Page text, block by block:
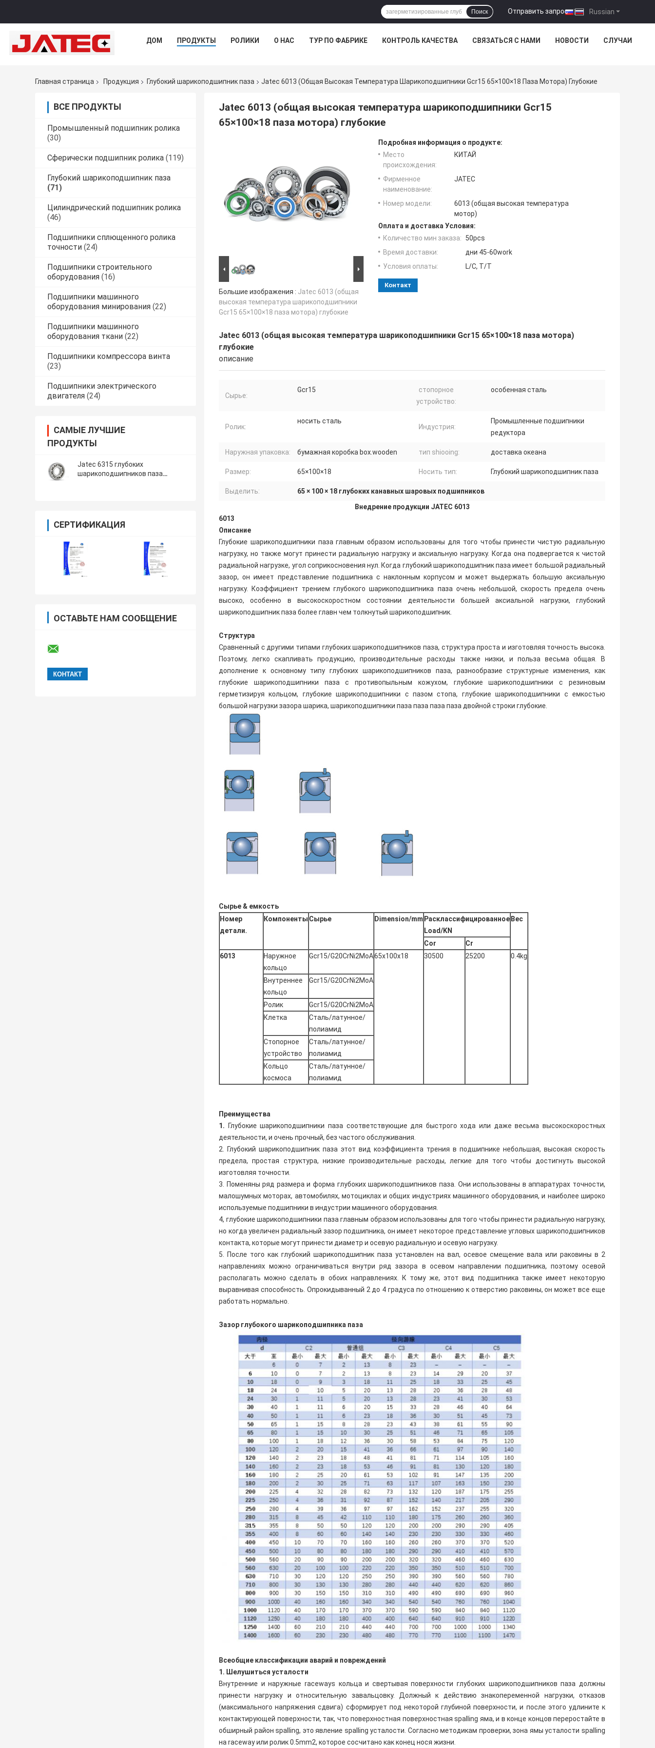
Russian
Отправить запрос |
Поиск
ДОМ ПРОДУКТЫ РОЛИКИ О НАС ТУР ПО ФАБРИКЕ КОНТРОЛЬ КАЧЕСТВА СВЯЗАТЬСЯ С НАМИ НОВОСТИ СЛУЧАИ
Главная страница Продукция Глубокий шарикоподшипник паза Jatec 6013 (общая Высокая Температура Шарикоподшипники Gcr15 65×100×18 Паза Мотора) Глубокие
ВСЕ ПРОДУКТЫ
Промышленный подшипник ролика
(30)
Сферически подшипник ролика (119)
Глубокий шарикоподшипник паза
(71)
Цилиндрический подшипник ролика
(46)
Подшипники сплющенного ролика
точности (24)
Подшипники строительного
оборудования (16)
Подшипники машинного
оборудования минирования (22)
Подшипники машинного
оборудования ткани (22)
Подшипники компрессора винта
(23)
Подшипники электрического
двигателя (24)
САМЫЕ ЛУЧШИЕ
ПРОДУКТЫ
Jatec 6315 глубоких
шарикоподшипников паза
СЕРТИФИКАЦИЯ
ОСТАВЬТЕ НАМ СООБЩЕНИЕ
Jatec 6013 (общая высокая температура шарикоподшипники Gcr15
65×100×18 паза мотора) глубокие
Большие изображения : Jatec 6013 (общая
высокая температура шарикоподшипники
Gcr15 65×100×18 паза мотора) глубокие
Подробная информация о продукте:
Место
происхождения:
КИТАЙ
Фирменное
наименование:
JATEC
Номер модели:
6013 (общая высокая температура
мотор)
Оплата и доставка Условия:
Количество мин заказа:
50pcs
Время доставки:
дни 45-60work
Условия оплаты:
L/C, T/T
Контакт
Jatec 6013 (общая высокая температура шарикоподшипники Gcr15 65×100×18 паза мотора)
глубокие
описание
Сырье:
Gcr15
стопорное
устройство:
особенная сталь
Ролик:
носить сталь
Индустрия:
Промышленные подшипники
редуктора
Наружная упаковка: бумажная коробка box.wooden тип shiooing: доставка океана
Размер: 65×100×18 Носить тип: Глубокий шарикоподшипник паза
Выделить:
65 × 100 × 18 глубоких канавных шаровых подшипников
Внедрение продукции JATEC 6013
6013
Описание
Глубокие шарикоподшипники паза главным образом использованы для того чтобы принести чистую радиальную
нагрузку, но также могут принести радиальную нагрузку и аксиальную нагрузку. Когда она подвергается к чистой
радиальной нагрузке, угол соприкосновения нул. Когда глубокий шарикоподшипник паза имеет большой радиальный
зазор, он имеет представление подшипника с наклонным корпусом и может выдержать большую аксиальную
нагрузку. Коэффициент трением глубокого шарикоподшипника паза очень небольшой, скорость предела очень
высоко, особенно в высокоскоростном состоянии деятельности большей аксиальной нагрузки, глубокий
шарикоподшипник паза более главн чем толкнутый шарикоподшипник.
Структура
Сравненный с другими типами глубоких шарикоподшипников паза, структура проста и изготовляя точность высока.
Поэтому, легко скапливать продукцию, производительные расходы также низки, и польза весьма общая. В
дополнение к основному типу глубоких шарикоподшипников паза, разнообразие структурные изменения, как
глубокие шарикоподшипники паза с противопыльным кожухом, глубокие шарикоподшипники с резиновым
герметизируя кольцом, глубокие шарикоподшипники с пазом стопа, глубокие шарикоподшипники с емкостью
большой нагрузки зазора шарика, шарикоподшипники паза паза паза паза двойной строки глубокие.
Сырье & емкость
Номер
детали.
Компоненты Сырье Dimension/mm Расклассифицированное
Load/KN
Вес
Cor
Cr
6013
Наружное
кольцо
Gcr15/G20CrNi2MoA65x100x18 30500 25200 0.4kg
Внутреннее
кольцо
Gcr15/G20CrNi2MoA
Ролик
Gcr15/G20CrNi2MoA
Клетка
Сталь/латунное/
полиамид
Стопорное
устройство
Сталь/латунное/
полиамид
Кольцо
космоса
Сталь/латунное/
полиамид
Преимущества
1.
Глубокие шарикоподшипники паза соответствующие для быстрого хода или даже весьма высокоскоростных
деятельности, и очень прочный, без частого обслуживания.
2. Глубокий шарикоподшипник паза этот вид коэффициента трения в подшипнике небольшая, высокая скорость
предела, простая структура, низкие производительные расходы, легкие для того чтобы достигнуть высокой
изготовляя точности.
3. Поменяны ряд размера и форма глубоких шарикоподшипников паза. Они использованы в аппаратурах точности,
малошумных моторах, автомобилях, мотоциклах и общих индустриях машинного оборудования, и наиболее широко
используемые подшипники в индустрии машинного оборудования.
4, глубокие шарикоподшипники паза главным образом использованы для того чтобы принести радиальную нагрузку,
но когда увеличен радиальный зазор подшипника, он имеет некоторое представление угловых шарикоподшипников
контакта, которые могут принести диаметр и осевую радиальную и осевую нагрузку.
5. После того как глубокий шарикоподшипник паза установлен на вал, осевое смещение вала или раковины в 2
направлениях можно ограничиваться внутри ряд зазора в осевом направлении подшипника, поэтому осевой
располагать можно сделать в обоих направлениях. К тому же, этот вид подшипника также имеет некоторую
выравнивая способность. Опрокидыванный 2 до 4 градуса по отношению к отверстию раковины, он может все еще
работать нормально.
Зазор глубокого шарикоподшипника паза
Всеобщие классификации аварий и повреждений
1. Шелушиться усталости
Внутренние и наружные raceways кольца и свертывая поверхности глубоких шарикоподшипников паза должны
принести нагрузку и относительную завальцовку. Должный к действию знакопеременной нагрузки, отказов
(максимального напряжения сдвига) сформирует под некоторой глубиной поверхности, и после этого удлините к
контактирующей поверхности, так, что поверхностная поверхностная spalling яма, и в конце концов переростайте в
обширный район spalling, это явление spalling усталости. Согласно методикам проверки, зона ямы усталости spalling
на raceway или ролик 0.5mm2, которое сосчитано как конец нося жизни.